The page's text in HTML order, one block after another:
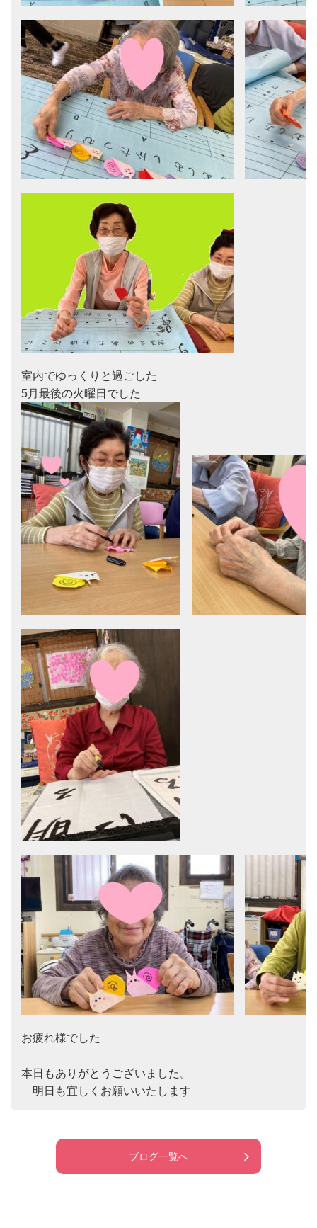
室内でゆっくりと過ごした
お疲れ様でした
本日もありがとうございました。
明日も宜しくお願いいたします
ブログ一覧へ